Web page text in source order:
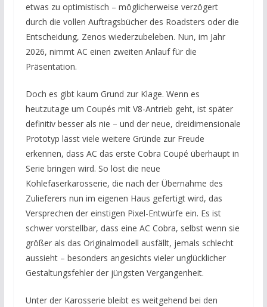
etwas zu optimistisch – möglicherweise verzögert
durch die vollen Auftragsbücher des Roadsters oder die
Entscheidung, Zenos wiederzubeleben. Nun, im Jahr
2026, nimmt AC einen zweiten Anlauf für die
Präsentation.
Doch es gibt kaum Grund zur Klage. Wenn es
heutzutage um Coupés mit V8-Antrieb geht, ist später
definitiv besser als nie – und der neue, dreidimensionale
Prototyp lässt viele weitere Gründe zur Freude
erkennen, dass AC das erste Cobra Coupé überhaupt in
Serie bringen wird. So löst die neue
Kohlefaserkarosserie, die nach der Übernahme des
Zulieferers nun im eigenen Haus gefertigt wird, das
Versprechen der einstigen Pixel-Entwürfe ein. Es ist
schwer vorstellbar, dass eine AC Cobra, selbst wenn sie
größer als das Originalmodell ausfällt, jemals schlecht
aussieht – besonders angesichts vieler unglücklicher
Gestaltungsfehler der jüngsten Vergangenheit.
Unter der Karosserie bleibt es weitgehend bei den